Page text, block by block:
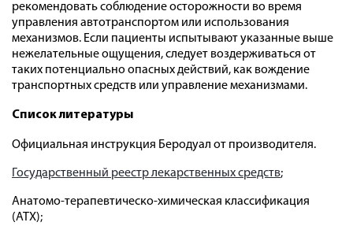
рекомендовать соблюдение осторожности во время
управления автотранспортом или использования
механизмов. Если пациенты испытывают указанные выше
нежелательные ощущения, следует воздерживаться от
таких потенциально опасных действий, как вождение
транспортных средств или управление механизмами.
Список литературы
Официальная инструкция Беродуал от производителя.
Государственный реестр лекарственных средств;
Анатомо-терапевтическо-химическая классификация
(ATX);